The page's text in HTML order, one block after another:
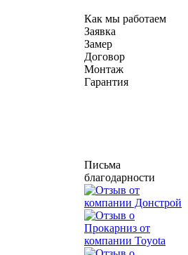
Как мы работаем
Заявка
Замер
Договор
Монтаж
Гарантия
Письма
благодарности